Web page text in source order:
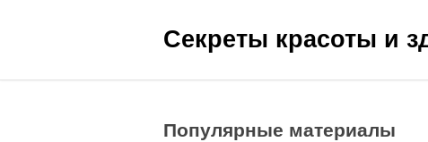
Секреты красоты и
Популярные материалы